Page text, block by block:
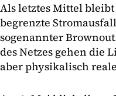
Als letztes Mittel
begrenzte
sogenannter
des Netzes gehen die
aber physikalisch